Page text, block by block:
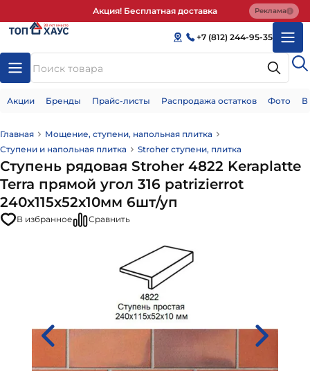
Акция! Бесплатная доставка Реклама
+7 (812) 244-95-35
Акции Бренды Прайс-листы Распродажа остатков Фото
Главная
Мощение, ступени, напольная плитка
Ступени и напольная плитка
Stroher ступени, плитка
Ступень рядовая Stroher 4822 Keraplatte
Terra прямой угол 316 patrizierrot
240x115x52x10мм 6шт/уп
В избранное Сравнить